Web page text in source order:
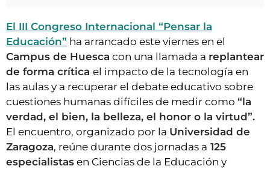
INICIAR SESIÓN
El III Congreso Internacional “Pensar la
Educación” ha arrancado este viernes en el
Campus de Huesca con una llamada a replantear
de forma crítica el impacto de la tecnología en
las aulas y a recuperar el debate educativo sobre
cuestiones humanas difíciles de medir como “la
verdad, el bien, la belleza, el honor o la virtud”.
El encuentro, organizado por la Universidad de
Zaragoza, reúne durante dos jornadas a 125
especialistas en Ciencias de la Educación y